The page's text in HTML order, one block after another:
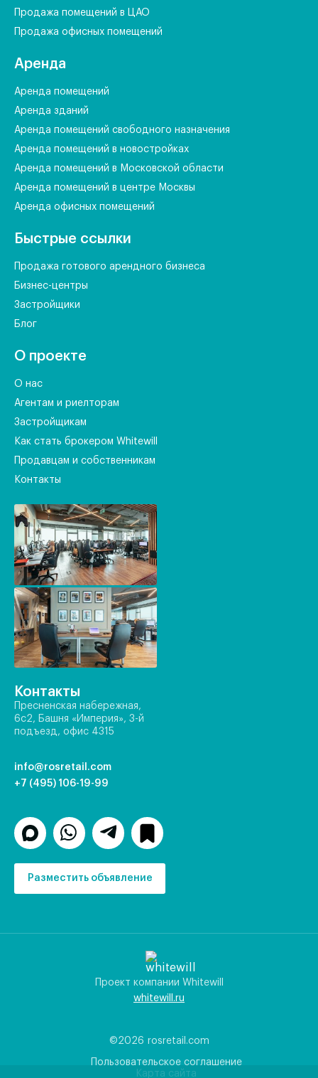
Продажа помещений в ЦАО
Продажа офисных помещений
Аренда
Аренда помещений
Аренда зданий
Аренда помещений свободного назначения
Аренда помещений в новостройках
Аренда помещений в Московской области
Аренда помещений в центре Москвы
Аренда офисных помещений
Быстрые ссылки
Продажа готового арендного бизнеса
Бизнес-центры
Застройщики
Блог
О проекте
О нас
Агентам и риелторам
Застройщикам
Как стать брокером Whitewill
Продавцам и собственникам
Контакты
Контакты
Пресненская набережная,
6с2, Башня «Империя», 3-й
подъезд, офис 4315
info@rosretail.com
+7 (495) 106-19-99
Разместить объявление
©2026 rosretail.com
Пользовательское соглашение
Карта сайта
Проект компании Whitewill
whitewill.ru